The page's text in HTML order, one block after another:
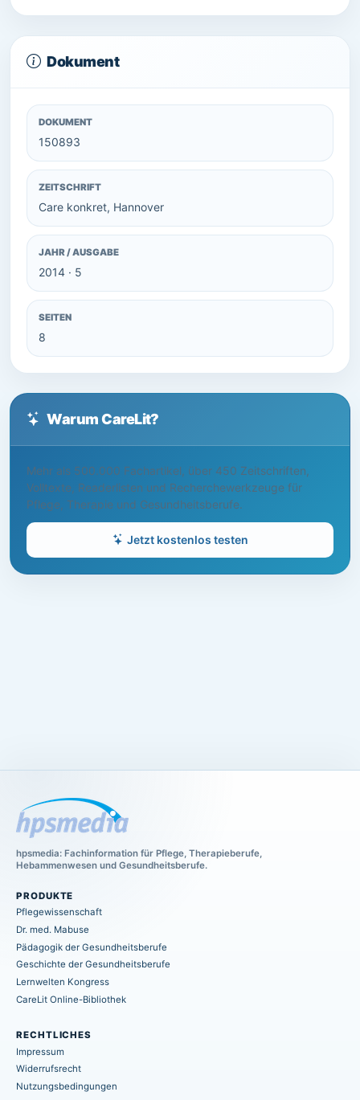
Dokument
DOKUMENT
150893
ZEITSCHRIFT
Care konkret, Hannover
JAHR / AUSGABE
2014 · 5
SEITEN
8
Warum CareLit?
Mehr als 500.000 Fachartikel, über 450 Zeitschriften,
Volltexte, Readerlisten und Recherchewerkzeuge für
Pflege, Therapie und Gesundheitsberufe.
Jetzt kostenlos testen
hpsmedia: Fachinformation für Pflege, Therapieberufe,
Hebammenwesen und Gesundheitsberufe.
PRODUKTE
Pflegewissenschaft
Dr. med. Mabuse
Pädagogik der Gesundheitsberufe
Geschichte der Gesundheitsberufe
Lernwelten Kongress
CareLit Online-Bibliothek
RECHTLICHES
Impressum
Widerrufsrecht
Nutzungsbedingungen